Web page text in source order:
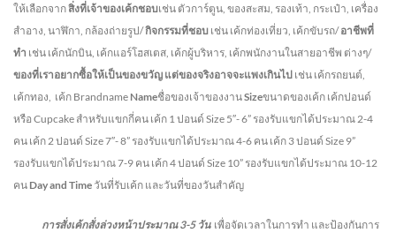
ให้เลือกจากสิ่งที่เจ้าของเค้กชอบเช่น ตัวการ์ตูน, ของสะสม, รองเท้า, กระเป๋า, เครื่อง
สำอาง, นาฬิกา, กล้องถ่ายรูป/กิจกรรมที่ชอบ เช่น เค้กท่องเที่ยว, เค้กขับรถ/อาชีพที่
ทำ เช่น เค้กนักบิน, เค้กแอร์โฮสเตส, เค้กผู้บริหาร, เค้กพนักงานในสายอาชีพ ต่างๆ/
ของที่เราอยากซื้อให้เป็นของขวัญ แต่ของจริงอาจจะแพงเกินไป เช่น เค้กรถยนต์,
เค้กทอง, เค้ก Brandname Nameชื่อของเจ้าของงานSizeขนาดของเค้ก เค้กปอนด์
หรือ Cupcake สำหรับแขกกี่คน เค้ก 1 ปอนด์ Size 5″- 6” รองรับแขกได้ประมาณ 2-4
คน เค้ก 2 ปอนด์ Size 7″- 8” รองรับแขกได้ประมาณ 4-6 คน เค้ก 3 ปอนด์ Size 9”
รองรับแขกได้ประมาณ 7-9 คน เค้ก 4 ปอนด์ Size 10” รองรับแขกได้ประมาณ 10-12
คน Day and Time วันที่รับเค้ก และวันที่ของวันสำคัญ
การสั่งเค้กสั่งล่วงหน้าประมาณ3-5 วัน เพื่อจัดเวลาในการทำ และป้องกันการ